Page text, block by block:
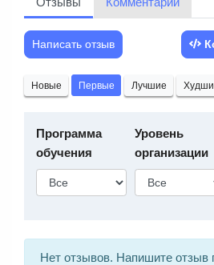
Написать отзыв
Новые Первые Лучшие
Программа
обучения
Уровень
организации
Нет отзывов. Напишите отзыв